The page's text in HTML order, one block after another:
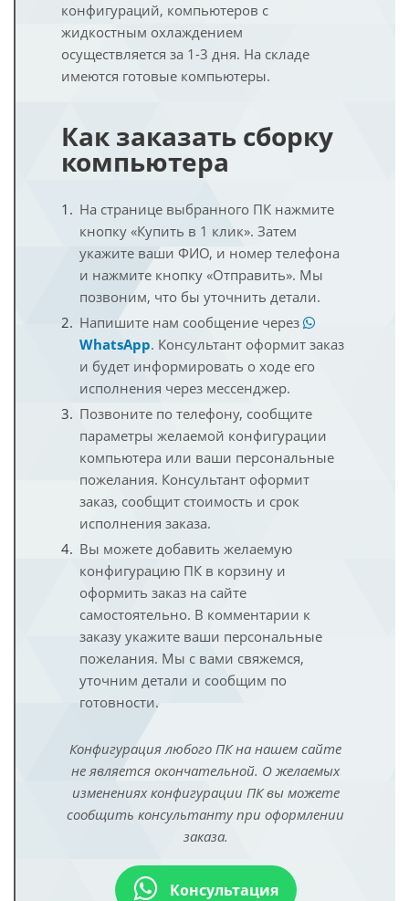
конфигураций, компьютеров с
жидкостным охлаждением
осуществляется за 1-3 дня. На складе
имеются готовые компьютеры.
Как заказать сборку
компьютера
На странице выбранного ПК нажмите
кнопку «Купить в 1 клик». Затем
укажите ваши ФИО, и номер телефона
и нажмите кнопку «Отправить». Мы
позвоним, что бы уточнить детали.
Напишите нам сообщение через
WhatsApp. Консультант оформит заказ
и будет информировать о ходе его
исполнения через мессенджер.
Позвоните по телефону, сообщите
параметры желаемой конфигурации
компьютера или ваши персональные
пожелания. Консультант оформит
заказ, сообщит стоимость и срок
исполнения заказа.
Вы можете добавить желаемую
конфигурацию ПК в корзину и
оформить заказ на сайте
самостоятельно. В комментарии к
заказу укажите ваши персональные
пожелания. Мы с вами свяжемся,
уточним детали и сообщим по
готовности.
Конфигурация любого ПК на нашем сайте
не является окончательной. О желаемых
изменениях конфигурации ПК вы можете
сообщить консультанту при оформлении
заказа.
Консультация